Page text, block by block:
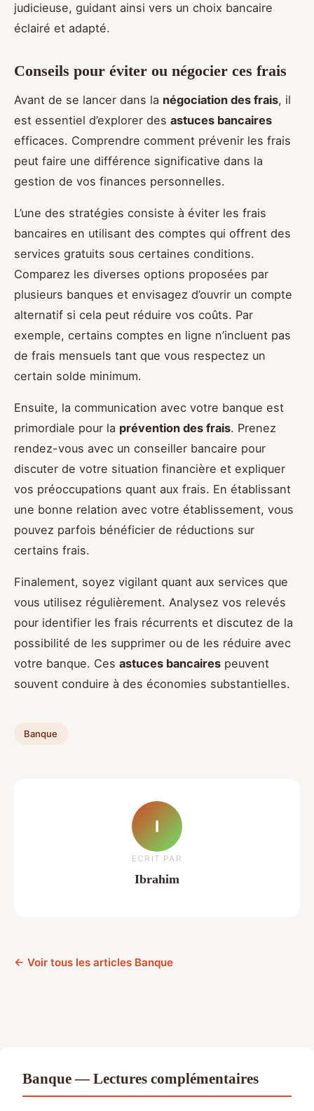
judicieuse, guidant ainsi vers un choix bancaire
éclairé et adapté.
Conseils pour éviter ou négocier ces frais
Avant de se lancer dans la négociation des frais, il
est essentiel d’explorer des astuces bancaires
efficaces. Comprendre comment prévenir les frais
peut faire une différence significative dans la
gestion de vos finances personnelles.
L’une des stratégies consiste à éviter les frais
bancaires en utilisant des comptes qui offrent des
services gratuits sous certaines conditions.
Comparez les diverses options proposées par
plusieurs banques et envisagez d’ouvrir un compte
alternatif si cela peut réduire vos coûts. Par
exemple, certains comptes en ligne n’incluent pas
de frais mensuels tant que vous respectez un
certain solde minimum.
Ensuite, la communication avec votre banque est
primordiale pour la prévention des frais. Prenez
rendez-vous avec un conseiller bancaire pour
discuter de votre situation financière et expliquer
vos préoccupations quant aux frais. En établissant
une bonne relation avec votre établissement, vous
pouvez parfois bénéficier de réductions sur
certains frais.
Finalement, soyez vigilant quant aux services que
vous utilisez régulièrement. Analysez vos relevés
pour identifier les frais récurrents et discutez de la
possibilité de les supprimer ou de les réduire avec
votre banque. Ces astuces bancaires peuvent
souvent conduire à des économies substantielles.
Banque
I
ECRIT PAR
Ibrahim
← Voir tous les articles Banque
Banque — Lectures complémentaires